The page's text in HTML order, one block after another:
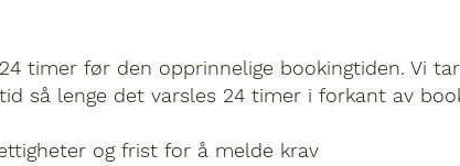
timer før den opprinnelige bookingtiden. Vi
så lenge det varsles 24 timer i forkant av
og frist for å melde krav